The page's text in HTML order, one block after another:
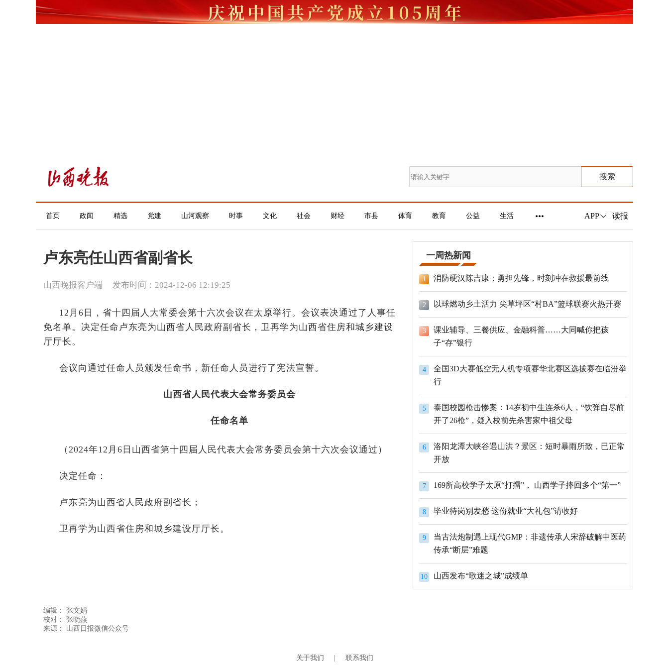
搜索
首页 政闻 精选 党建 山河观察 时事 文化 社会 财经 市县 体育 教育 公益 生活 APP 读报
卢东亮任山西省副省长
山西晚报客户端 发布时间：2024-12-06 12:19:25
12月6日，省十四届人大常委会第十六次会议在太原举行。会议表决通过了人事任
免名单。决定任命卢东亮为山西省人民政府副省长，卫再学为山西省住房和城乡建设
厅厅长。
会议向通过任命人员颁发任命书，新任命人员进行了宪法宣誓。
山西省人民代表大会常务委员会
任命名单
（2024年12月6日山西省第十四届人民代表大会常务委员会第十六次会议通过）
决定任命：
卢东亮为山西省人民政府副省长；
卫再学为山西省住房和城乡建设厅厅长。
编辑： 张文娟
校对： 张晓燕
一周热新闻
1 消防硬汉陈吉康：勇担先锋，时刻冲在救援最前线
2 以球燃动乡土活力 尖草坪区“村BA”篮球联赛火热开赛
3
课业辅导、三餐供应、金融科普……大同喊你把孩
子“存”银行
4
全国3D大赛低空无人机专项赛华北赛区选拔赛在临汾举
行
5
泰国校园枪击惨案：14岁初中生连杀6人，“饮弹自尽前
开了26枪”，疑入校前先杀害家中祖父母
6
洛阳龙潭大峡谷遇山洪？景区：短时暴雨所致，已正常
开放
7 169所高校学子太原“打擂”， 山西学子捧回多个“第一”
8 毕业待岗别发愁 这份就业“大礼包”请收好
9
当古法炮制遇上现代GMP：非遗传承人宋辞破解中医药
传承“断层”难题
10 山西发布“歌迷之城”成绩单
关于我们 联系我们